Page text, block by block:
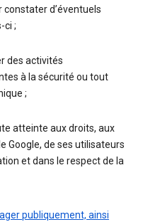
constater d’éventuels
ci ;
des activités
à la sécurité ou tout
;
atteinte aux droits, aux
Google, de ses utilisateurs
et dans le respect de la
publiquement, ainsi